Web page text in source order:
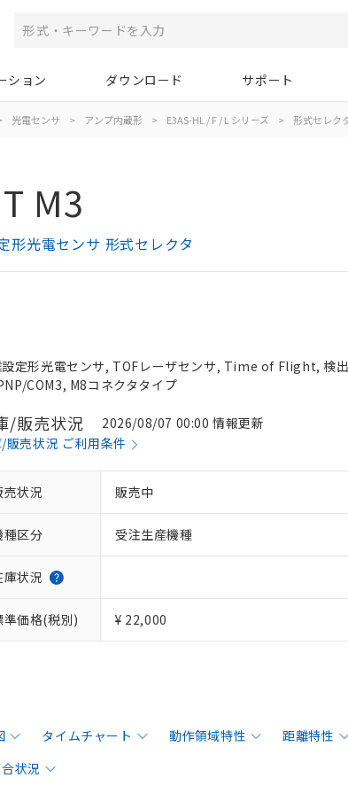
ション ダウンロード サポート
光電センサ > アンプ内蔵形 > E3AS-HL / F / L シリーズ > 形式セレク
M3
形光電センサ 形式セレクタ
定形光電センサ, TOFレーザセンサ, Time of Flight, 検
COM3, M8コネクタタイプ
/販売状況
2026/08/07 00:00 情報更新
販売状況 ご利用条件
売状況 販売中
種区分 受注生産機種
庫状況
準価格(税別) ¥ 22,000
タイムチャート 動作領域特性 距離特性
状況